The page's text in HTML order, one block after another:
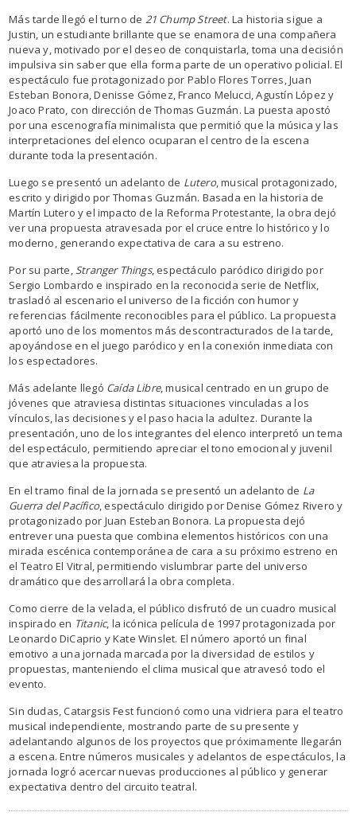
Más tarde llegó el turno de 21 Chump Street. La historia sigue a
Justin, un estudiante brillante que se enamora de una compañera
nueva y, motivado por el deseo de conquistarla, toma una decisión
impulsiva sin saber que ella forma parte de un operativo policial. El
espectáculo fue protagonizado por Pablo Flores Torres, Juan
Esteban Bonora, Denisse Gómez, Franco Melucci, Agustín López y
Joaco Prato, con dirección de Thomas Guzmán. La puesta apostó
por una escenografía minimalista que permitió que la música y las
interpretaciones del elenco ocuparan el centro de la escena
durante toda la presentación.
Luego se presentó un adelanto de Lutero, musical protagonizado,
escrito y dirigido por Thomas Guzmán. Basada en la historia de
Martín Lutero y el impacto de la Reforma Protestante, la obra dejó
ver una propuesta atravesada por el cruce entre lo histórico y lo
moderno, generando expectativa de cara a su estreno.
Por su parte,Stranger Things, espectáculo paródico dirigido por
Sergio Lombardo e inspirado en la reconocida serie de Netflix,
trasladó al escenario el universo de la ficción con humor y
referencias fácilmente reconocibles para el público. La propuesta
aportó uno de los momentos más descontracturados de la tarde,
apoyándose en el juego paródico y en la conexión inmediata con
los espectadores.
Más adelante llegó Caída Libre, musical centrado en un grupo de
jóvenes que atraviesa distintas situaciones vinculadas a los
vínculos, las decisiones y el paso hacia la adultez. Durante la
presentación, uno de los integrantes del elenco interpretó un tema
del espectáculo, permitiendo apreciar el tono emocional y juvenil
que atraviesa la propuesta.
En el tramo final de la jornada se presentó un adelanto de La
Guerra del Pacífico, espectáculo dirigido por Denise Gómez Rivero y
protagonizado por Juan Esteban Bonora. La propuesta dejó
entrever una puesta que combina elementos históricos con una
mirada escénica contemporánea de cara a su próximo estreno en
el Teatro El Vitral, permitiendo vislumbrar parte del universo
dramático que desarrollará la obra completa.
Como cierre de la velada, el público disfrutó de un cuadro musical
inspirado en Titanic, la icónica película de 1997 protagonizada por
Leonardo DiCaprio y Kate Winslet. El número aportó un final
emotivo a una jornada marcada por la diversidad de estilos y
propuestas, manteniendo el clima musical que atravesó todo el
evento.
Sin dudas, Catargsis Fest funcionó como una vidriera para el teatro
musical independiente, mostrando parte de su presente y
adelantando algunos de los proyectos que próximamente llegarán
a escena. Entre números musicales y adelantos de espectáculos, la
jornada logró acercar nuevas producciones al público y generar
expectativa dentro del circuito teatral.